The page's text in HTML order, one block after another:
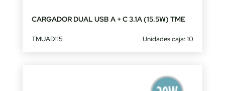
CARGADOR DUAL USB A + C 3.1A (15.5W) TME
TMUAD115 Unidades caja: 10